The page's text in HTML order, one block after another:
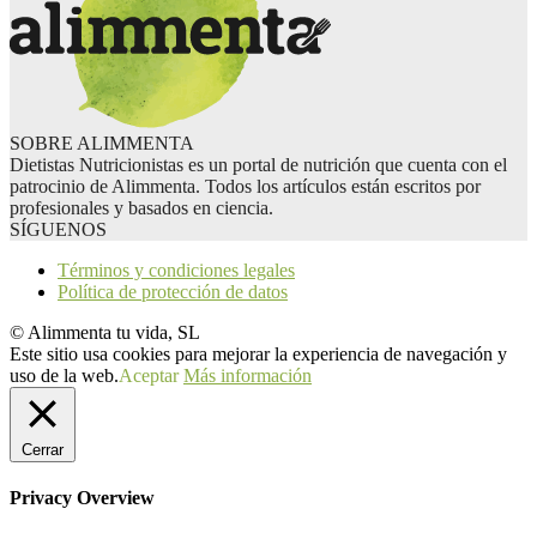
SOBRE ALIMMENTA
Dietistas Nutricionistas es un portal de nutrición que cuenta con el
patrocinio de Alimmenta. Todos los artículos están escritos por
profesionales y basados en ciencia.
SÍGUENOS
Términos y condiciones legales
Política de protección de datos
© Alimmenta tu vida, SL
Este sitio usa cookies para mejorar la experiencia de navegación y
uso de la web.Aceptar Más información
Cerrar
Privacy Overview